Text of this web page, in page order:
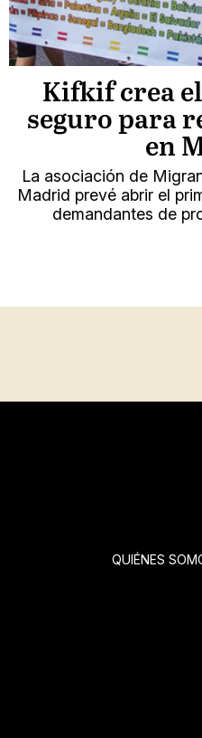
Kifkif crea
seguro para
en
La asociación de
Madrid prevé abrir el
demandantes de
QUIÉNES